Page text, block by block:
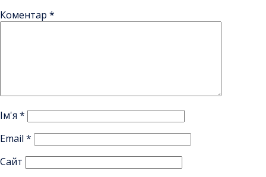
Коментар *
Ім'я *
Email *
Сайт